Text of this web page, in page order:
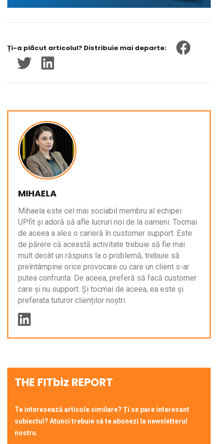
Ți-a plăcut articolul? Distribuie mai departe:
MIHAELA
Mihaela este cel mai sociabil membru al echipei
UPfit și adoră să afle lucruri noi de la oameni. Tocmai
de aceea a ales o carieră în customer support. Este
de părere că această activitate trebuie să fie mai
mult decât un răspuns la o problemă, trebuie să
preîntâmpine orice provocare cu care un client s-ar
putea confrunta. De aceea, preferă să facă customer
care și nu support. Și tocmai de aceea, ea este și
preferata tuturor clienților noștri.
THE FITbiz REPORT
Te interesează articole similare? Ți se pare interesant
subiectul? Atunci trebuie să te abonezi la newsletterul
nostru.